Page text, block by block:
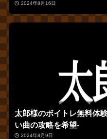
2024年8月16日
太郎様のボイトレ無料体
い曲の攻略を希望‐
2024年8月9日